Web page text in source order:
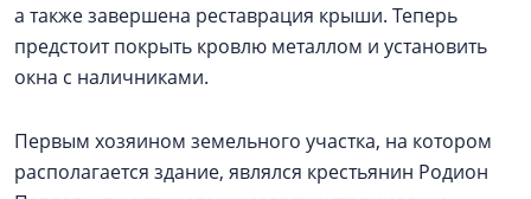
а также завершена реставрация крыши. Теперь
предстоит покрыть кровлю металлом и установить
окна с наличниками.
Первым хозяином земельного участка, на котором
располагается здание, являлся крестьянин Родион